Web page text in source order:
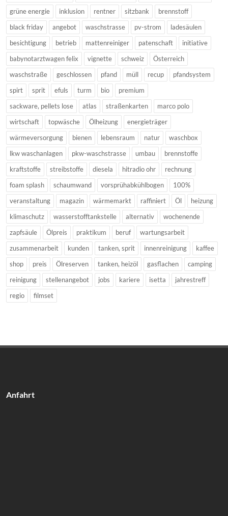
grüne energie
inklusion rentner sitzbank
brennstoff
black friday
angebot waschstrasse pv-strom
ladesäulen
besichtigung
betrieb mattenreiniger patenschaft
initiative
babynotarztwagen felix
vignette schweiz
Österreich
waschstraße
geschlossen pfand müll recup
pfandsystem
spirt
sprit efuls turm bio
premium
sackware, pellets lose
atlas straßenkarten
marco polo
wirtschaft
topwäsche Ölheizung
energieträger
wärmeversorgung
bienen lebensraum natur
waschbox
lkw waschanlagen
pkw-waschstrasse umbau
brennstoffe
kraftstoffe
streibstoffe diesela hitradio ohr
rechnung
foam splash
schaumwand vorsprühabkühlbogen
100%
veranstaltung
magazin wärmemarkt raffiniert Öl
heizung
klimaschutz
wasserstofftankstelle alternativ
wochenende
zapfsäule
Ölpreis praktikum beruf
wartungsarbeit
zusammenarbeit
kunden tanken, sprit innenreinigung
kaffee
shop
preis Ölreserven tanken, heizöl gasflachen
camping
reinigung
stellenangebot jobs kariere isetta
jahrestreff
regio
filmset
Anfahrt